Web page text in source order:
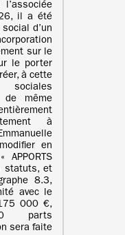
il a été
d’un
sur le
le porter
à cette
même
à
en
statuts, et
8.3,
avec le
000 €,
parts
sera faite